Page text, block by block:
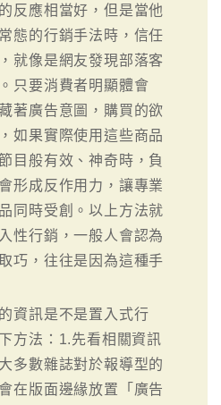
反應相當好，但是當他
態的行銷手法時，信任
就像是網友發現部落客
只要消費者明顯體會
著廣告意圖，購買的欲
如果實際使用這些商品
目般有效、神奇時，負
形成反作用力，讓專業
同時受創。以上方法就
性行銷，一般人會認為
巧，往往是因為這種手
資訊是不是置入式行
方法：1.先看相關資訊
多數雜誌對於報導型的
在版面邊緣放置「廣告